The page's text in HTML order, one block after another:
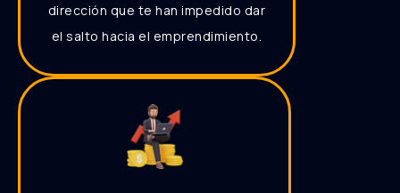
dirección que te han impedido dar
el salto hacia el emprendimiento.